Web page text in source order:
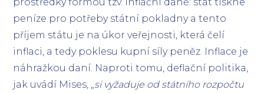
peníze pro potřeby státní pokladny a tento
příjem státu je na úkor veřejnosti, která čelí
inflaci, a tedy poklesu kupní síly peněz. Inflace je
náhražkou daní. Naproti tomu, deflační politika,
jak uvádí Mises, „si vyžaduje od státního rozpočtu